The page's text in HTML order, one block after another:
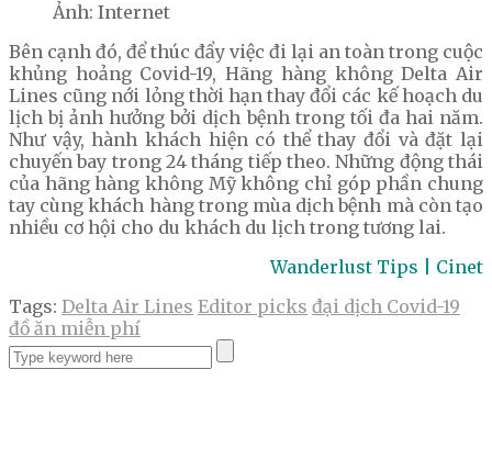
Ảnh: Internet
Bên cạnh đó, để thúc đẩy việc đi lại an toàn trong cuộc
khủng hoảng Covid-19, Hãng hàng không Delta Air
Lines cũng nới lỏng thời hạn thay đổi các kế hoạch du
lịch bị ảnh hưởng bởi dịch bệnh trong tối đa hai năm.
Như vậy, hành khách hiện có thể thay đổi và đặt lại
chuyến bay trong 24 tháng tiếp theo. Những động thái
của hãng hàng không Mỹ không chỉ góp phần chung
tay cùng khách hàng trong mùa dịch bệnh mà còn tạo
nhiều cơ hội cho du khách du lịch trong tương lai.
Wanderlust Tips | Cinet
Tags: Delta Air Lines Editor picks đại dịch Covid-19
đồ ăn miễn phí